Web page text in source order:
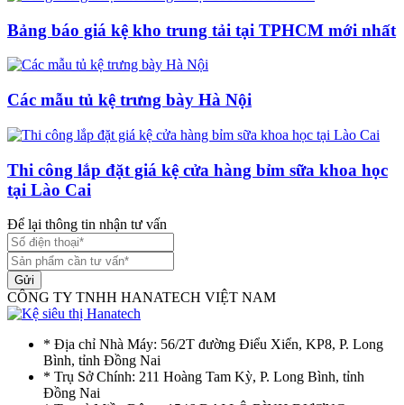
Bảng báo giá kệ kho trung tải tại TPHCM mới nhất
Các mẫu tủ kệ trưng bày Hà Nội
Thi công lắp đặt giá kệ cửa hàng bỉm sữa khoa học
tại Lào Cai
Để lại thông tin nhận tư vấn
Gửi
CÔNG TY TNHH HANATECH VIỆT NAM
* Địa chỉ Nhà Máy: 56/2T đường Điểu Xiển, KP8, P. Long
Bình, tỉnh Đồng Nai
* Trụ Sở Chính: 211 Hoàng Tam Kỳ, P. Long Bình, tỉnh
Đồng Nai